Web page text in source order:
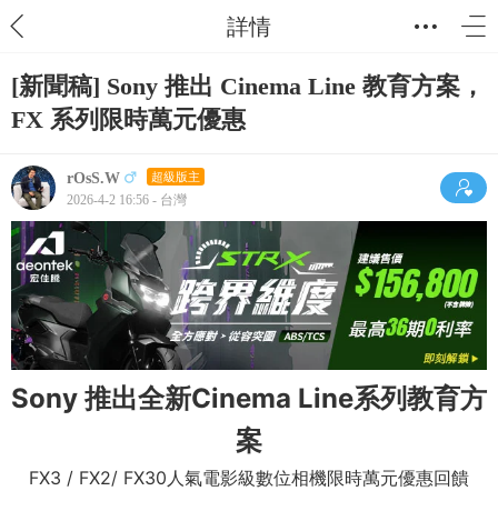
詳情
[新聞稿] Sony 推出 Cinema Line 教育方案，
FX 系列限時萬元優惠
rOsS.W 超級版主
2026-4-2 16:56 - 台灣
Sony 推出全新Cinema Line系列教育方
案
FX3 / FX2/ FX30人氣電影級數位相機限時萬元優惠回饋